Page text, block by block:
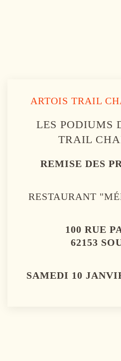
ARTOIS TRAIL
LES PODIUMS
TRAIL
REMISE DES
RESTAURANT
100 RUE
62153
SAMEDI 10